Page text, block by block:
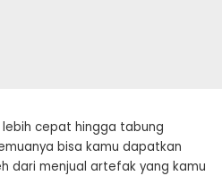
cepat hingga tabung
bisa kamu dapatkan
dari menjual artefak yang kamu